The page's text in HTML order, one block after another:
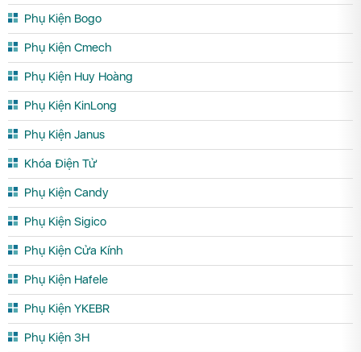
Phụ Kiện Bogo
Phụ Kiện Cmech
Phụ Kiện Huy Hoàng
Phụ Kiện KinLong
Phụ Kiện Janus
Khóa Điện Tử
Phụ Kiện Candy
Phụ Kiện Sigico
Phụ Kiện Cửa Kính
Phụ Kiện Hafele
Phụ Kiện YKEBR
Phụ Kiện 3H